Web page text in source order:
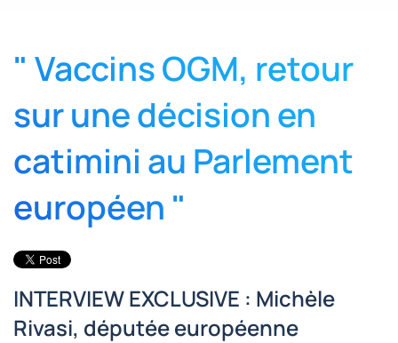
" Vaccins OGM, retour
sur une décision en
catimini au Parlement
européen "
INTERVIEW EXCLUSIVE : Michèle
Rivasi, députée européenne